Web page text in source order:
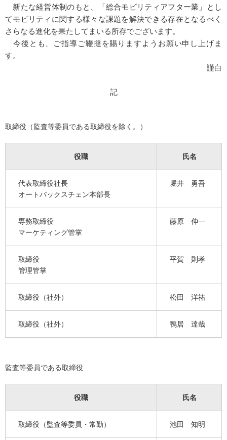
新たな経営体制のもと、「総合モビリティアフター業」とし
てモビリティに関する様々な課題を解決できる存在となるべく
さらなる進化を果たしてまいる所存でございます。
今後とも、ご指導ご鞭撻を賜りますようお願い申し上げま
す。
謹白
記
取締役（監査等委員である取締役を除く。）
役職 氏名
代表取締役社長
オートバックスチェン本部長
堀井 勇吾
専務取締役
マーケティング管掌
藤原 伸一
取締役
管理管掌
平賀 則孝
取締役（社外） 松田 洋祐
取締役（社外） 鴨居 達哉
監査等委員である取締役
役職 氏名
取締役（監査等委員・常勤） 池田 知明